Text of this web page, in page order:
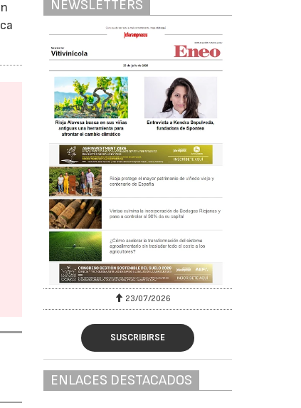
NEWSLETTERS
23/07/2026
SUSCRIBIRSE
ENLACES DESTACADOS